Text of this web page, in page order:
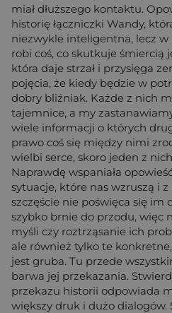
miał dłuższego kontaktu.
historię łączniczki Wandy,
niezwykle inteligentna, lecz
robi coś, co skutkuje śmiercią
która daje strzał i przysięga
pojęcia, że kiedy będzie w
dobry bliźniak. Każde z nich
tajemnice, a my
wiele informacji o których
prawo coś się między nimi
wielbi serce, skoro jeden z
Naprawdę wspaniała
sytuacje, które nas wzruszą i
szczęście nie poświęca się im
szybko brnie do przodu, więc
myśli czy roztrząsanie ich
ale również tylko te
jest gruba. Tu przede
barwa jej przekazania.
przekazu historii odpowiada
większy druk i dużo dialogów.